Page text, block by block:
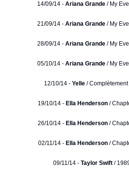
14/09/14 - Ariana Grande/ My
21/09/14 - Ariana Grande/ My
28/09/14 - Ariana Grande/ My
05/10/14 -Ariana Grande/ My
12/10/14 - Yelle /
19/10/14 - Ella Henderson /
26/10/14 - Ella Henderson /
02/11/14 - Ella Henderson/
09/11/14 - Taylor Swift /